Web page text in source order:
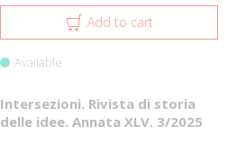
Add to cart
Available
Intersezioni. Rivista di storia
delle idee. Annata XLV. 3/2025